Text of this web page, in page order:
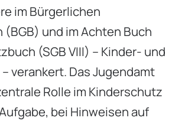
im Bürgerlichen
und im Achten Buch
(SGB VIII) – Kinder- und
verankert. Das Jugendamt
Rolle im Kinderschutz
bei Hinweisen auf